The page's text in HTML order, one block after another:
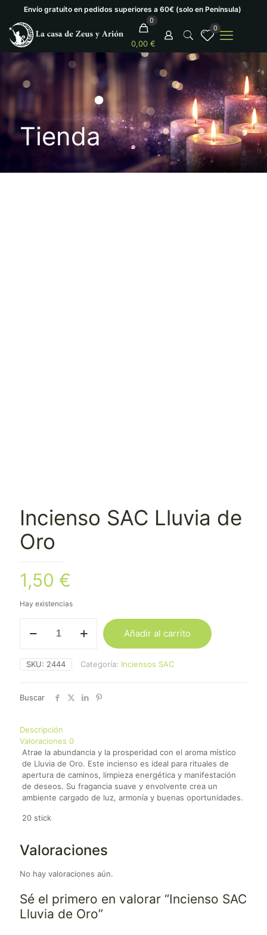
Envío gratuíto en pedidos superiores a 60€ (solo en Península)
0
0,00 €
0
Tienda
Incienso SAC Lluvia de
Oro
1,50 €
Hay existencias
SAC
de
Oro
Añadir al carrito
SKU: 2444 Categoría: Inciensos SAC
Buscar
Descripción
Valoraciones 0
Atrae la abundancia y la prosperidad con el aroma místico
de Lluvia de Oro. Este incienso es ideal para rituales de
apertura de caminos, limpieza energética y manifestación
de deseos. Su fragancia suave y envolvente crea un
ambiente cargado de luz, armonía y buenas oportunidades.
20 stick
Valoraciones
No hay valoraciones aún.
Sé el primero en valorar “Incienso SAC
Lluvia de Oro”